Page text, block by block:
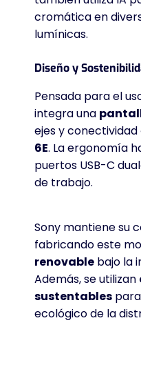
cromática en
lumínicas.
Diseño y
Pensada para el
integra una
ejes y
6E. La ergonomía
puertos USB-C
de trabajo.
Sony mantiene su
fabricando este
renovable bajo la
Además, se utilizan
sustentables
ecológico de la